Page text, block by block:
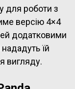
для роботи з
версію 4×4
додатковими
їй
вигляду.